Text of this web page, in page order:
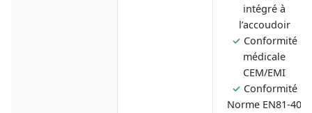
intégré à
l’accoudoir
✓ Conformité
médicale
CEM/EMI
✓ Conformité
Norme EN81-40